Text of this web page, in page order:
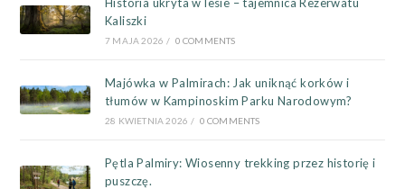
Kaliszki
7 MAJA 2026 / 0 COMMENTS
Majówka w Palmirach: Jak uniknąć korków i
tłumów w Kampinoskim Parku Narodowym?
28 KWIETNIA 2026 / 0 COMMENTS
Pętla Palmiry: Wiosenny trekking przez historię i
puszczę.